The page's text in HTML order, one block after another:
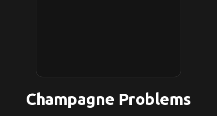
Champagne Problems